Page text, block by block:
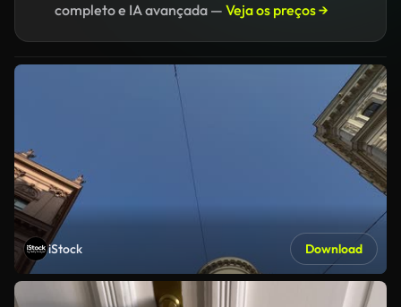
completo e IA avançada — Veja os preços →
iStock Download